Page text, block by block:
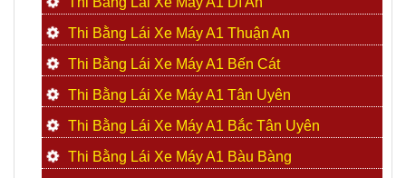
Thi Bằng Lái Xe Máy A1 Thuận An
Thi Bằng Lái Xe Máy A1 Bến Cát
Thi Bằng Lái Xe Máy A1 Tân Uyên
Thi Bằng Lái Xe Máy A1 Bắc Tân Uyên
Thi Bằng Lái Xe Máy A1 Bàu Bàng